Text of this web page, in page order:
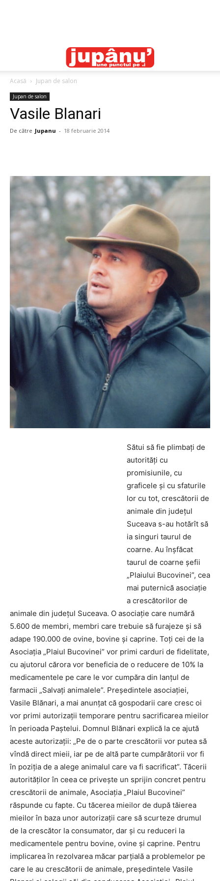
Acasă Jupan de salon
Jupan de salon
Vasile Blanari
De către Jupanu - 18 februarie 2014
Sătui să fie plimbaţi de
autorităţi cu
promisiunile, cu
graficele şi cu sfaturile
lor cu tot, crescătorii de
animale din judeţul
Suceava s-au hotărît să
ia singuri taurul de
coarne. Au înşfăcat
taurul de coarne şefii
„Plaiului Bucovinei”, cea
mai puternică asociaţie
a crescătorilor de
animale din judeţul Suceava. O asociaţie care numără
5.600 de membri, membri care trebuie să furajeze şi să
adape 190.000 de ovine, bovine şi caprine. Toţi cei de la
Asociaţia „Plaiul Bucovinei” vor primi carduri de fidelitate,
cu ajutorul cărora vor beneficia de o reducere de 10% la
medicamentele pe care le vor cumpăra din lanţul de
farmacii „Salvaţi animalele”. Preşedintele asociaţiei,
Vasile Blănari, a mai anunţat că gospodarii care cresc oi
vor primi autorizaţii temporare pentru sacrificarea mieilor
în perioada Paştelui. Domnul Blănari explică la ce ajută
aceste autorizaţii: „Pe de o parte crescătorii vor putea să
vîndă direct mieii, iar pe de altă parte cumpărătorii vor fi
în poziţia de a alege animalul care va fi sacrificat”. Tăcerii
autorităţilor în ceea ce priveşte un sprijin concret pentru
crescătorii de animale, Asociaţia „Plaiul Bucovinei”
răspunde cu fapte. Cu tăcerea mieilor de după tăierea
mieilor în baza unor autorizaţii care să scurteze drumul
de la crescător la consumator, dar şi cu reduceri la
medicamentele pentru bovine, ovine şi caprine. Pentru
implicarea în rezolvarea măcar parţială a problemelor pe
care le au crescătorii de animale, preşedintele Vasile